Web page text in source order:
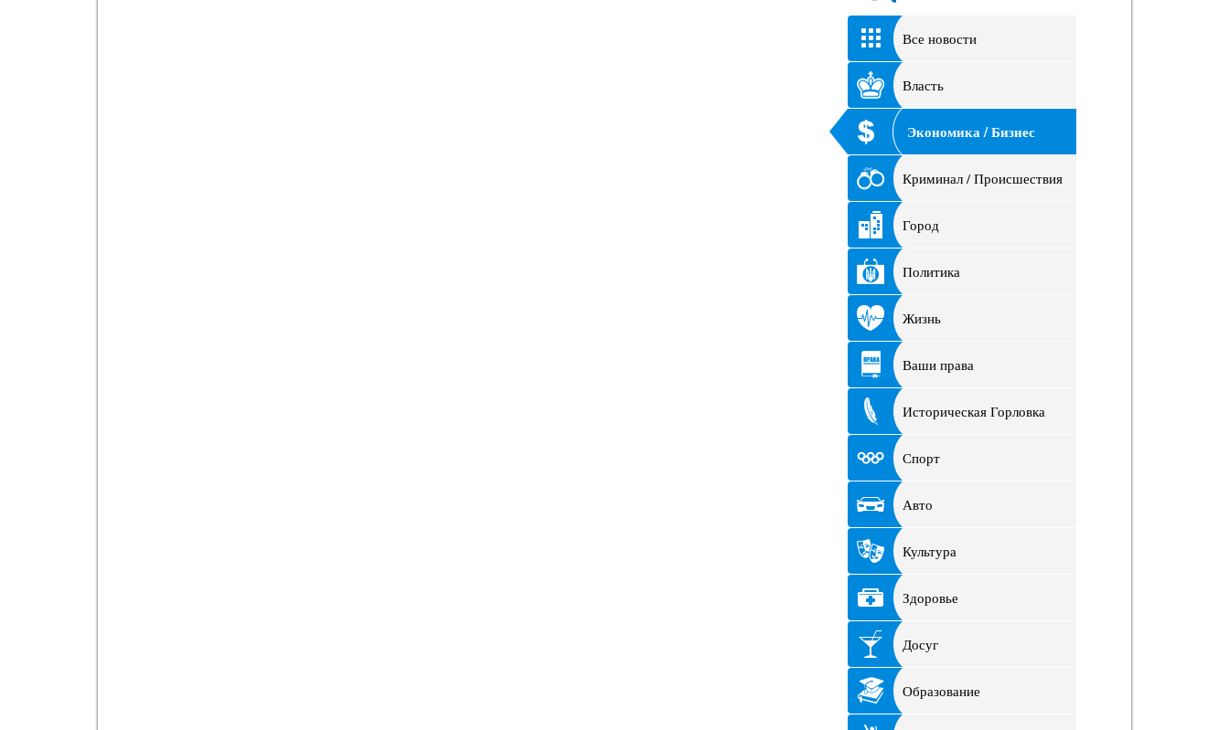
Все новости
Власть
Экономика / Бизнес
Криминал / Происшествия
Город
Политика
Жизнь
Ваши права
Историческая Горловка
Спорт
Авто
Культура
Здоровье
Досуг
Образование